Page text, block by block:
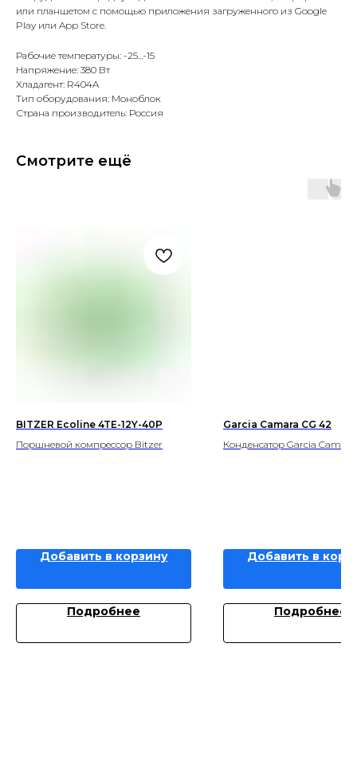
или планшетом с помощью приложения загруженного из Google
Play или App Store.
Рабочие температуры: -25...-15
Напряжение: 380 Вт
Хладагент: R404A
Тип оборудования: Моноблок
Страна производитель: Россия
Смотрите ещё
BITZER Ecoline 4TE-12Y-40P
Поршневой компрессор Bitzer
Добавить в корзину
Подробнее
Garcia Camara CG 42
Конденсатор Garcia Camara
Добавить в
Подробнее